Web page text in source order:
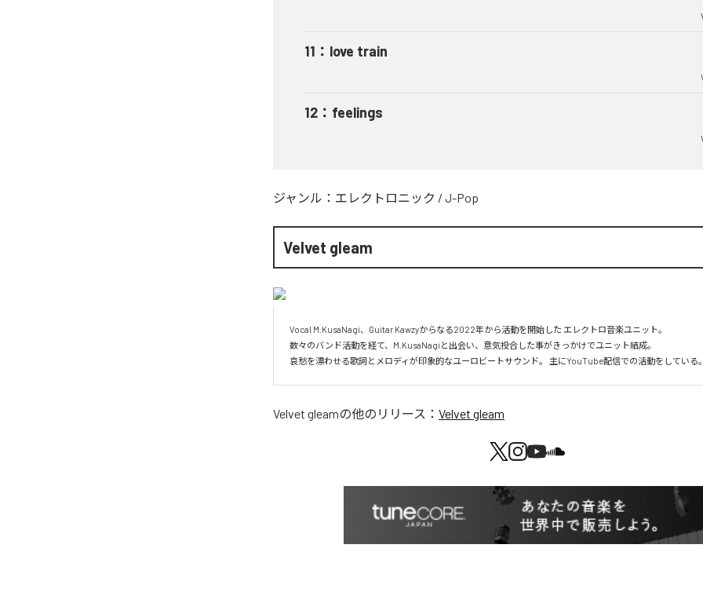
11 ： love train
12 ： feelings
ジャンル： エレクトロニック / J-Pop
Velvet gleam
Vocal M.KusaNagi、Guitar Kawzyからなる2022年から活動を開始した エレクトロ音楽ユニット。
数々のバンド活動を経て、M.KusaNagiと出会い、意気投合した事がきっかけでユニット結成。
哀愁を漂わせる歌詞とメロディが印象的なユーロビートサウンド。 主にYouTube配信での活動をしている
Velvet gleamの他のリリース： Velvet gleam